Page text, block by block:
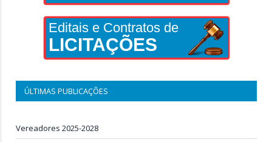
Editais e Contratos de
LICITAÇÕES
ÚLTIMAS PUBLICAÇÕES
Vereadores 2025-2028